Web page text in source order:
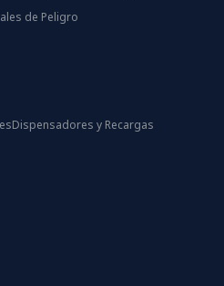
de Peligro
Dispensadores y Recargas